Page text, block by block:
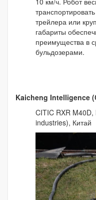
трейлера или
габариты
преимущества в
бульдозерами.
Kaicheng Intelligence
CITIC RXR
industries), Китай